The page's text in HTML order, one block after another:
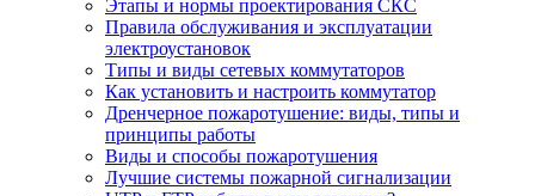
Этапы и нормы проектирования СКС
Правила обслуживания и эксплуатации
электроустановок
Типы и виды сетевых коммутаторов
Как установить и настроить коммутатор
Дренчерное пожаротушение: виды, типы и
принципы работы
Виды и способы пожаротушения
Лучшие системы пожарной сигнализации